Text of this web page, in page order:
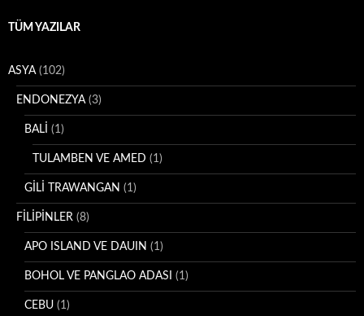
TÜM YAZILAR
ASYA(102)
ENDONEZYA(3)
BALİ (1)
TULAMBEN VE AMED (1)
GİLİ TRAWANGAN (1)
FİLİPİNLER (8)
APO ISLAND VE DAUIN (1)
BOHOL VE PANGLAO ADASI (1)
CEBU (1)